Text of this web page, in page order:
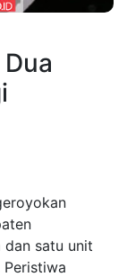
dan satu unit